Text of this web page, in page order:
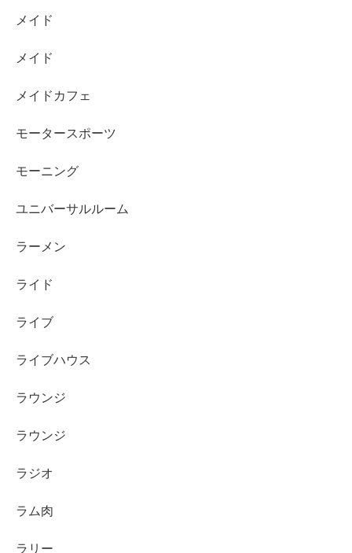
メイド
メイド
メイドカフェ
モータースポーツ
モーニング
ユニバーサルルーム
ラーメン
ライド
ライブ
ライブハウス
ラウンジ
ラウンジ
ラジオ
ラム肉
ラリー